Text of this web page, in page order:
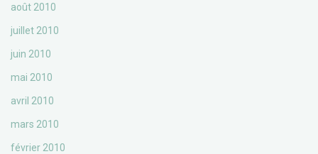
août 2010
juillet 2010
juin 2010
mai 2010
avril 2010
mars 2010
février 2010